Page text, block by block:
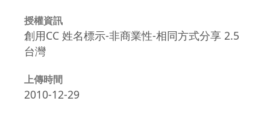
授權資訊
創用CC 姓名標示-非商業性-相同方式分享 2.5
台灣
上傳時間
2010-12-29